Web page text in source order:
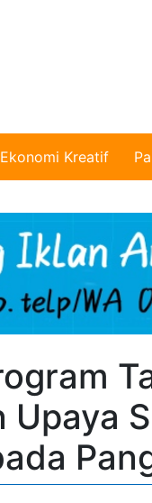
Ekonomi Kreatif
Upaya